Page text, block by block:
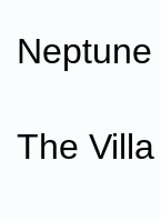
The Villa